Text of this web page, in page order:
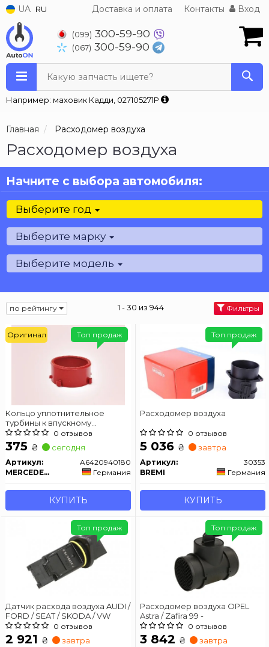
UA RU Доставка и оплата Контакты Вход
(099) 300-59-90
(067) 300-59-90
Какую запчасть ищете?
Например: маховик Кадди, 027105271P
Главная Расходомер воздуха
Расходомер воздуха
Начните с выбора автомобиля:
Выберите год
Выберите марку
Выберите модель
по рейтингу 1 - 30 из 944 Фильтры
Кольцо уплотнительное
турбины к впускному
патрубку................. Mercedes
M642
0 отзывов
375 ₴ сегодня
Артикул:
A6420940180
MERCEDES-BENZ
Германия
КУПИТЬ
Топ продаж
Оригинал
Расходомер воздуха
0 отзывов
5 036 ₴ завтра
Артикул:
30353
BREMI
Германия
КУПИТЬ
Топ продаж
Датчик расхода воздуха AUDI /
FORD / SEAT / SKODA / VW
0 отзывов
2 921 ₴ завтра
Топ продаж
Расходомер воздуха OPEL
Astra / Zafira 99 -
0 отзывов
3 842 ₴ завтра
Топ продаж